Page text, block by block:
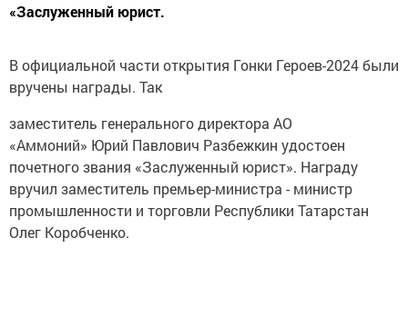
«Заслуженный юрист.
В официальной части открытия Гонки Героев-2024 были
вручены награды. Так
заместитель генерального директора АО
«Аммоний» Юрий Павлович Разбежкин удостоен
почетного звания «Заслуженный юрист». Награду
вручил заместитель премьер-министра - министр
промышленности и торговли Республики Татарстан
Олег Коробченко.